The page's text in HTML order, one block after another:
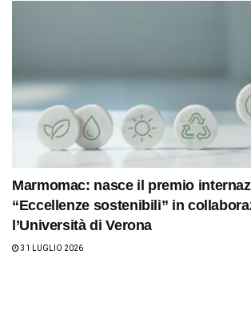
Marmomac: nasce il premio
“Eccellenze sostenibili” in
l’Università di Verona
31 LUGLIO 2026